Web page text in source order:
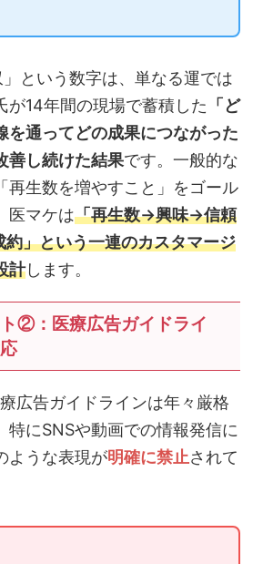
という数字は、単なる運では
が14年間の現場で蓄積した 「ど
を通ってどの成果につながった
善し続けた結果です。一般的な
再生数を増やすこと」をゴール
医マケは「再生数→興味→信頼
」という一連のカスタマージ
計します。
②：医療広告ガイドライ
広告ガイドラインは年々厳格
特にSNSや動画での情報発信に
ような表現が明確に禁止されて